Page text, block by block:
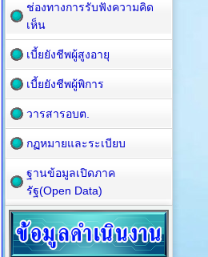
ช่องทางการรับฟังความคิด
เห็น
เบี้ยยังชีพผู้สูงอายุ
เบี้ยยังชีพผู้พิการ
วารสารอบต.
กฏหมายและระเบียบ
ฐานข้อมูลเปิดภาค
รัฐ(Open Data)